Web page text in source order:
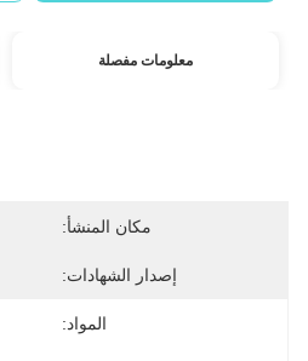
معلومات مفصلة
مكان المنشأ:
إصدار الشهادات:
المواد: